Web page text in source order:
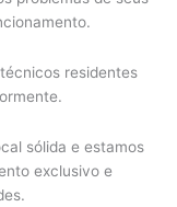
residentes
sólida e estamos
exclusivo e